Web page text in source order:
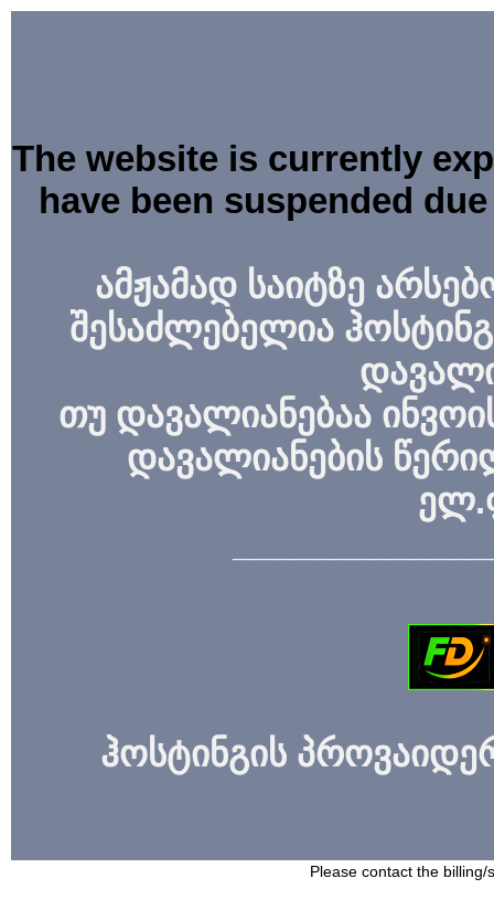
The website is currently
have been suspended
ამჟამად საიტზე
შესაძლებელია
თუ დავალიანებაა
დავალიანების
ჰოსტინგის
Please contact the